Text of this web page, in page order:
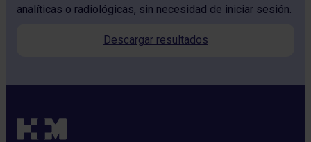
analíticas o radiológicas, sin necesidad de iniciar sesión.
Descargar resultados